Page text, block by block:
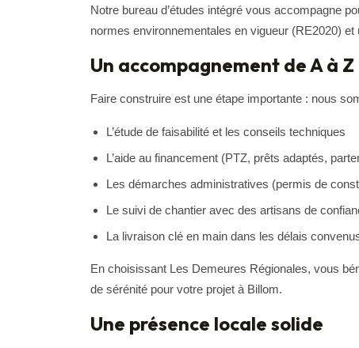
Notre bureau d’études intégré vous accompagne
normes environnementales en vigueur (RE2020)
Un accompagnement de A à Z
Faire construire est une étape importante : nous
L’étude de faisabilité et les conseils techniques
L’aide au financement (PTZ, prêts adaptés,
Les démarches administratives (permis de
Le suivi de chantier avec des artisans de
La livraison clé en main dans les délais
En choisissant Les Demeures Régionales, vous
de sérénité pour votre projet à Billom.
Une présence locale solide